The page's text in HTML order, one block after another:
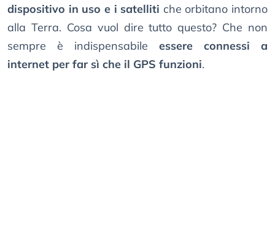
dispositivo in uso e i satelliti che orbitano intorno
alla Terra. Cosa vuol dire tutto questo? Che non
sempre è indispensabile essere connessi a
internet per far sì che il GPS funzioni.